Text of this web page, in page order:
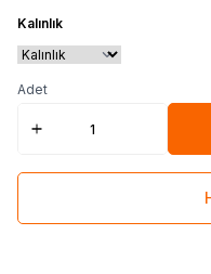
Kalınlık
Adet